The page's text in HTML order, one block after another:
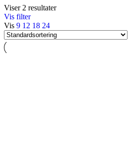
Viser 2 resultater
Vis filter
Vis 9 12 18 24